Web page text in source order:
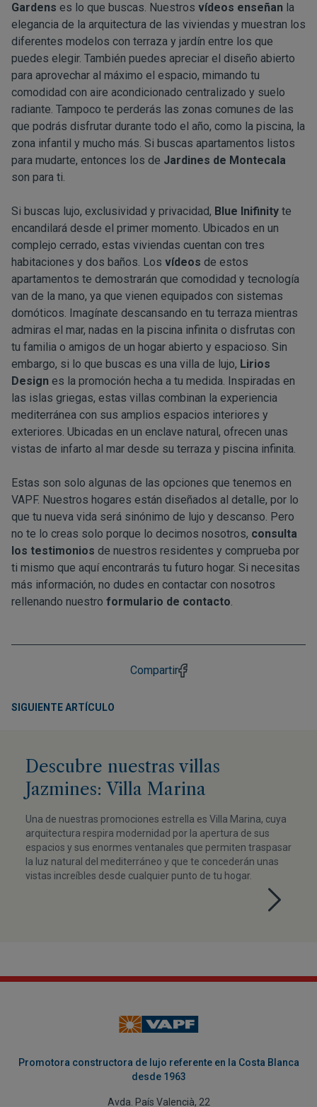
Gardens es lo que buscas. Nuestros vídeos enseñan la
elegancia de la arquitectura de las viviendas y muestran los
diferentes modelos con terraza y jardín entre los que
puedes elegir. También puedes apreciar el diseño abierto
para aprovechar al máximo el espacio, mimando tu
comodidad con aire acondicionado centralizado y suelo
radiante. Tampoco te perderás las zonas comunes de las
que podrás disfrutar durante todo el año, como la piscina, la
zona infantil y mucho más. Si buscas apartamentos listos
para mudarte, entonces los de Jardines de Montecala
son para ti.
Si buscas lujo, exclusividad y privacidad, Blue Inifinity te
encandilará desde el primer momento. Ubicados en un
complejo cerrado, estas viviendas cuentan con tres
habitaciones y dos baños. Los vídeos de estos
apartamentos te demostrarán que comodidad y tecnología
van de la mano, ya que vienen equipados con sistemas
domóticos. Imagínate descansando en tu terraza mientras
admiras el mar, nadas en la piscina infinita o disfrutas con
tu familia o amigos de un hogar abierto y espacioso. Sin
embargo, si lo que buscas es una villa de lujo, Lirios
Design es la promoción hecha a tu medida. Inspiradas en
las islas griegas, estas villas combinan la experiencia
mediterránea con sus amplios espacios interiores y
exteriores. Ubicadas en un enclave natural, ofrecen unas
vistas de infarto al mar desde su terraza y piscina infinita.
Estas son solo algunas de las opciones que tenemos en
VAPF. Nuestros hogares están diseñados al detalle, por lo
que tu nueva vida será sinónimo de lujo y descanso. Pero
no te lo creas solo porque lo decimos nosotros, consulta
los testimonios de nuestros residentes y comprueba por
ti mismo que aquí encontrarás tu futuro hogar. Si necesitas
más información, no dudes en contactar con nosotros
rellenando nuestro formulario de contacto.
Compartir
SIGUIENTE ARTÍCULO
Descubre nuestras villas
Jazmines: Villa Marina
Una de nuestras promociones estrella es Villa Marina, cuya
arquitectura respira modernidad por la apertura de sus
espacios y sus enormes ventanales que permiten traspasar
la luz natural del mediterráneo y que te concederán unas
vistas increíbles desde cualquier punto de tu hogar.
Promotora constructora de lujo referente en la Costa Blanca
desde 1963
Avda. País Valencià, 22